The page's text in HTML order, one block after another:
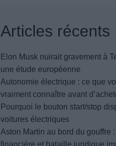
Articles récents
Elon Musk nuirait gravement à
une étude européenne
Autonomie électrique : ce que
vraiment connaître avant
Pourquoi le bouton start/stop
voitures électriques
Aston Martin au bord du gouffre